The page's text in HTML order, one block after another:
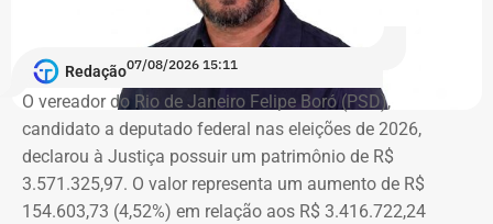
recebemos o compromisso de que, em até dez dias, a
secretaria será recriada”, afirmou Tatiana Roque em
publicação nas redes sociais.
Críticas da comunidade científica
A recriação da secretaria ocorre após críticas de
Redação07/08/2026 15:11
O vereador do Rio de Janeiro Felipe Boró (PSD),
candidato a deputado federal nas eleições de 2026,
declarou à Justiça possuir um patrimônio de R$
3.571.325,97. O valor representa um aumento de R$
154.603,73 (4,52%) em relação aos R$ 3.416.722,24